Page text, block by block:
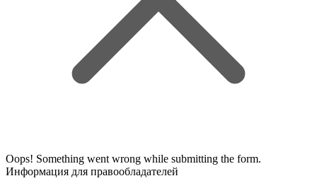
Oops! Something went wrong while submitting the form.
Информация для правообладателей